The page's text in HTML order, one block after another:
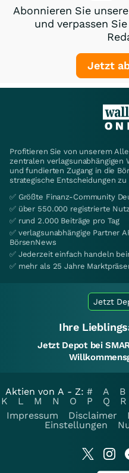
Abonnieren Sie
und verpassen
Jetzt
Profitieren Sie von unserem
zentralen
und fundierten Zugang in die
strategische Entscheidungen
✅ Größte Finanz-Community
✅ über 550.000 registrierte
✅ rund 2.000 Beiträge pro Tag
✅ verlagsunabhängige Partner
BörsenNews
✅ Jederzeit einfach handeln
✅ mehr als 25 Jahre
Jetzt
Ihre
Jetzt Depot bei
Aktien von A - Z: # A B
K
L M N O P Q R
Impressum
Disclaimer
Einstellungen